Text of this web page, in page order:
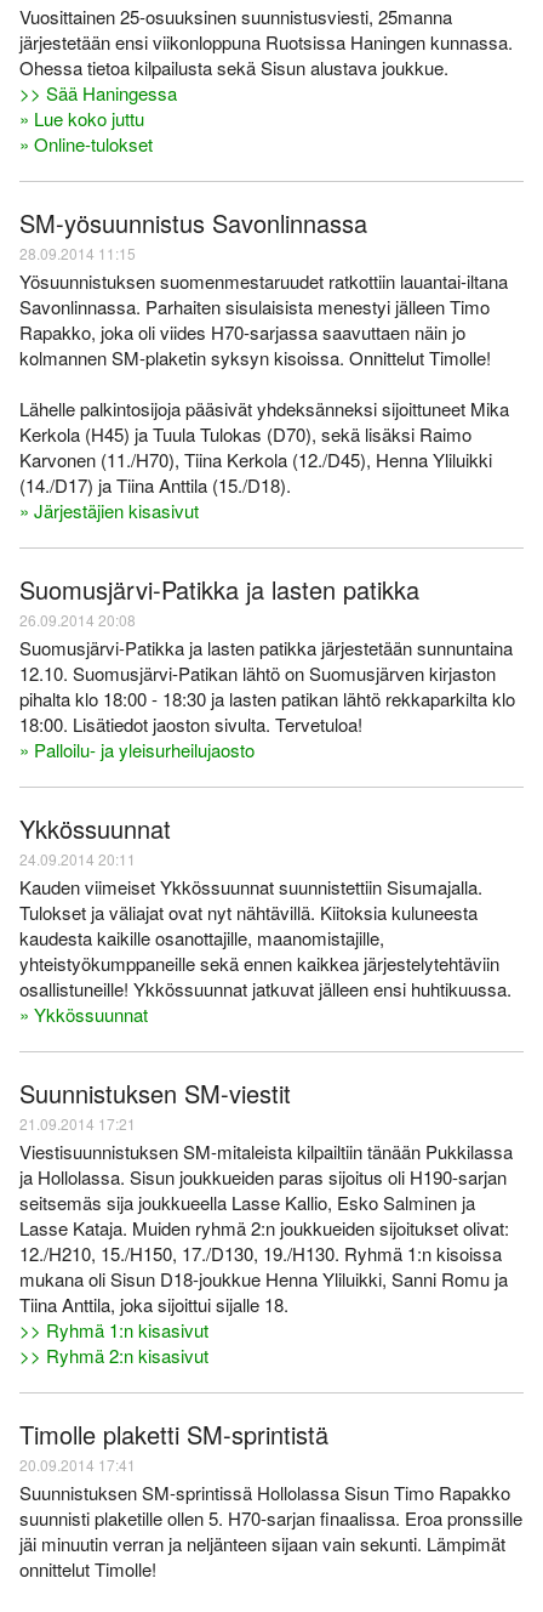
Vuosittainen 25-osuuksinen suunnistusviesti, 25manna
järjestetään ensi viikonloppuna Ruotsissa Haningen kunnassa.
Ohessa tietoa kilpailusta sekä Sisun alustava joukkue.
>> Sää Haningessa
» Lue koko juttu
» Online-tulokset
SM-yösuunnistus Savonlinnassa
28.09.2014 11:15
Yösuunnistuksen suomenmestaruudet ratkottiin lauantai-iltana
Savonlinnassa. Parhaiten sisulaisista menestyi jälleen Timo
Rapakko, joka oli viides H70-sarjassa saavuttaen näin jo
kolmannen SM-plaketin syksyn kisoissa. Onnittelut Timolle!
Lähelle palkintosijoja pääsivät yhdeksänneksi sijoittuneet Mika
Kerkola (H45) ja Tuula Tulokas (D70), sekä lisäksi Raimo
Karvonen (11./H70), Tiina Kerkola (12./D45), Henna Yliluikki
(14./D17) ja Tiina Anttila (15./D18).
» Järjestäjien kisasivut
Suomusjärvi-Patikka ja lasten patikka
26.09.2014 20:08
Suomusjärvi-Patikka ja lasten patikka järjestetään sunnuntaina
12.10. Suomusjärvi-Patikan lähtö on Suomusjärven kirjaston
pihalta klo 18:00 - 18:30 ja lasten patikan lähtö rekkaparkilta klo
18:00. Lisätiedot jaoston sivulta. Tervetuloa!
» Palloilu- ja yleisurheilujaosto
Ykkössuunnat
24.09.2014 20:11
Kauden viimeiset Ykkössuunnat suunnistettiin Sisumajalla.
Tulokset ja väliajat ovat nyt nähtävillä. Kiitoksia kuluneesta
kaudesta kaikille osanottajille, maanomistajille,
yhteistyökumppaneille sekä ennen kaikkea järjestelytehtäviin
osallistuneille! Ykkössuunnat jatkuvat jälleen ensi huhtikuussa.
» Ykkössuunnat
Suunnistuksen SM-viestit
21.09.2014 17:21
Viestisuunnistuksen SM-mitaleista kilpailtiin tänään Pukkilassa
ja Hollolassa. Sisun joukkueiden paras sijoitus oli H190-sarjan
seitsemäs sija joukkueella Lasse Kallio, Esko Salminen ja
Lasse Kataja. Muiden ryhmä 2:n joukkueiden sijoitukset olivat:
12./H210, 15./H150, 17./D130, 19./H130. Ryhmä 1:n kisoissa
mukana oli Sisun D18-joukkue Henna Yliluikki, Sanni Romu ja
Tiina Anttila, joka sijoittui sijalle 18.
>> Ryhmä 1:n kisasivut
>> Ryhmä 2:n kisasivut
Timolle plaketti SM-sprintistä
20.09.2014 17:41
Suunnistuksen SM-sprintissä Hollolassa Sisun Timo Rapakko
suunnisti plaketille ollen 5. H70-sarjan finaalissa. Eroa pronssille
jäi minuutin verran ja neljänteen sijaan vain sekunti. Lämpimät
onnittelut Timolle!